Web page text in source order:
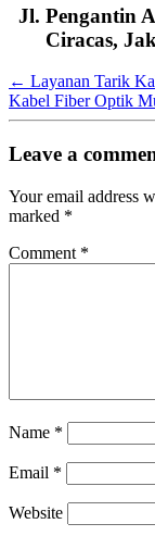
Jl. Pengantin
Ciracas,
← Layanan Tarik
Kabel Fiber Optik
Leave a
Your email address
marked *
Comment *
Name *
Email *
Website